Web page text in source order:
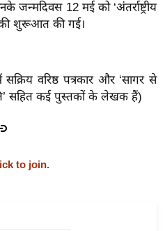
जन्मदिवस 12 मई को ‘अंतर्राष्ट्रीय
की शुरूआत की गई।
वरिष्ठ पत्रकार और ‘सागर से
सहित कई पुस्तकों के लेखक हैं)
to join.